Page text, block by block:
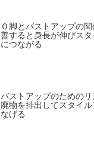
Ｏ脚とバストアップの
善すると身長が伸びス
につながる
バストアップのための
廃物を排出してスタイ
なげる